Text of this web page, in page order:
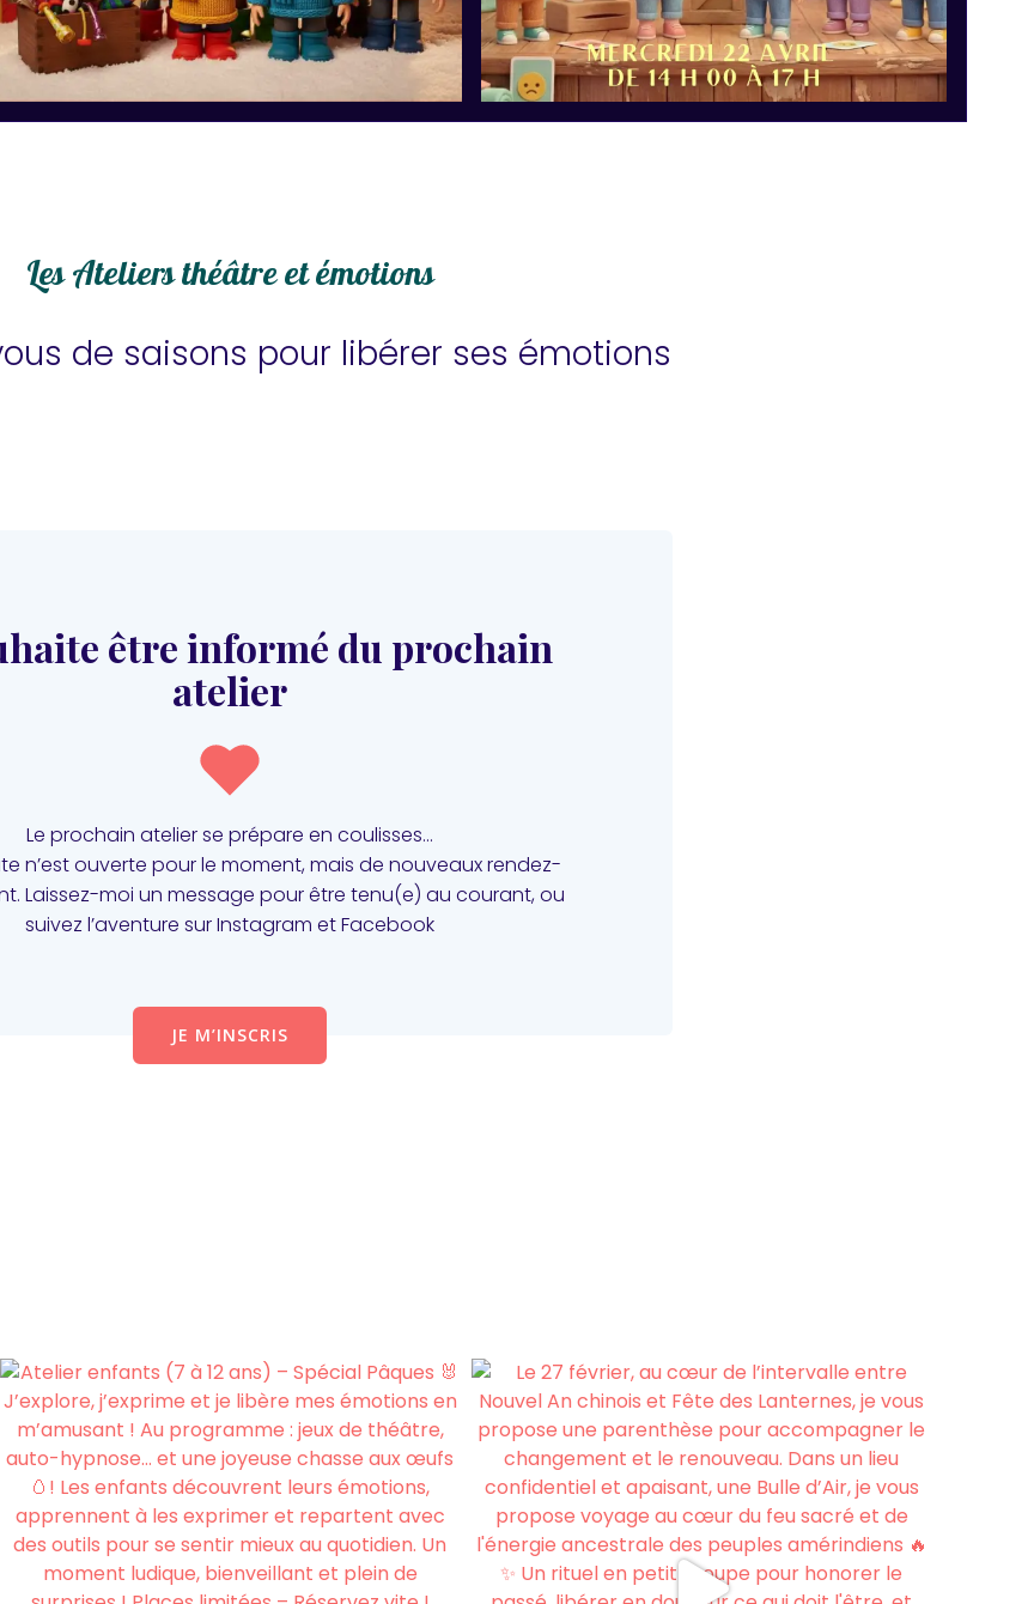
Les Ateliers théâtre et émotions
de saisons pour libérer ses émotions
être informé du prochain
atelier
Le prochain atelier se prépare en coulisses…
n’est ouverte pour le moment, mais de nouveaux rendez-
Laissez-moi un message pour être tenu(e) au courant, ou
suivez l’aventure sur Instagram et Facebook
JE M’INSCRIS